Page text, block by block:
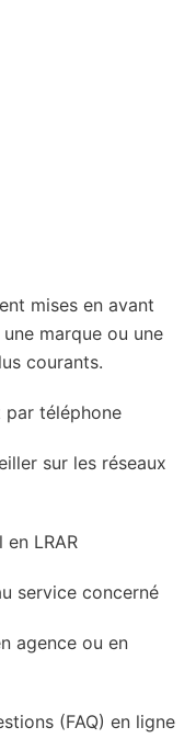
mises en avant
marque ou une
courants.
téléphone
sur les réseaux
LRAR
service concerné
agence ou en
(FAQ) en ligne